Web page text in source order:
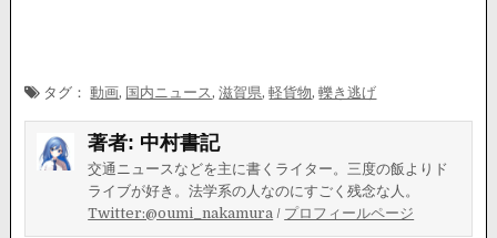
タグ：動画, 国内ニュース ,滋賀県,軽貨物,轢き逃げ
著者: 中村書記
交通ニュースなどを主に書くライター。三度の飯よりド
ライブが好き。法学系の人なのにすごく残念な人。
Twitter:@oumi_nakamura / プロフィールページ